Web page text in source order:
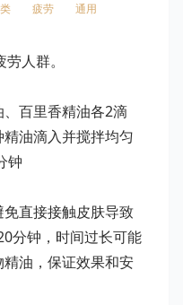
疲劳 通用
人群。
百里香精油各2滴
油滴入并搅拌均匀
钟
直接接触皮肤导致
分钟，时间过长可能
油，保证效果和安